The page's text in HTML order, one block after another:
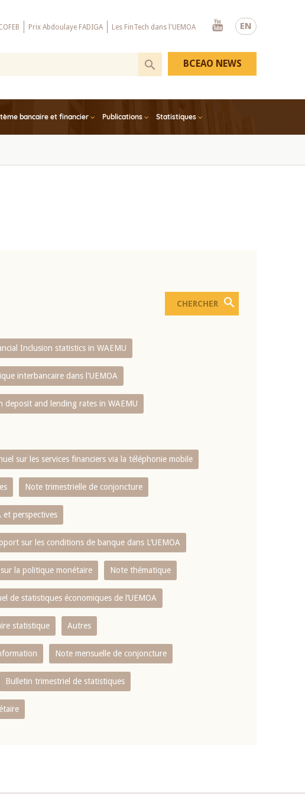
EN
Prix Abdoulaye FADIGA Les FinTech dans l'UEMOA
Youtube
bancaire et financier Publications Statistiques
BCEAO NEWS
Inclusion statistics in WAEMU
interbancaire dans l'UEMOA
deposit and lending rates in WAEMU
sur les services financiers via la téléphonie mobile
Note trimestrielle de conjoncture
et perspectives
sur les conditions de banque dans L‘UEMOA
la politique monétaire Note thématique
de statistiques économiques de l‘UEMOA
statistique Autres
Note mensuelle de conjoncture
Bulletin trimestriel de statistiques